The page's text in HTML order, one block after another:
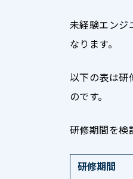
未経験エンジ
なります。
以下の表は研
のです。
研修期間を検
研修期間